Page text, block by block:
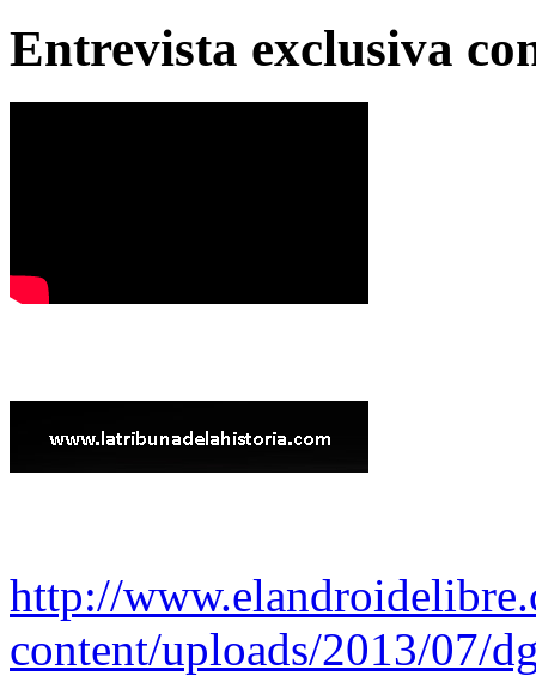
Entrevista exclusiva
http://
content/uploads/2013/07/